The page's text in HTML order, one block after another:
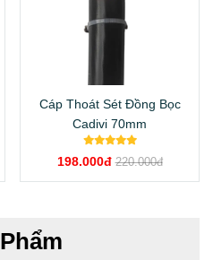
Cáp Thoát Sét Đồng Bọc
Cadivi 70mm
198.000đ 220.000đ